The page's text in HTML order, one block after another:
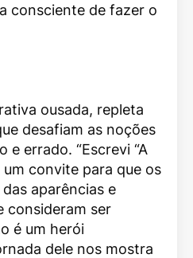
consciente de fazer o
ousada, repleta
desafiam as noções
errado. “Escrevi “A
um convite para que os
aparências e
consideram ser
é um herói
dele nos mostra